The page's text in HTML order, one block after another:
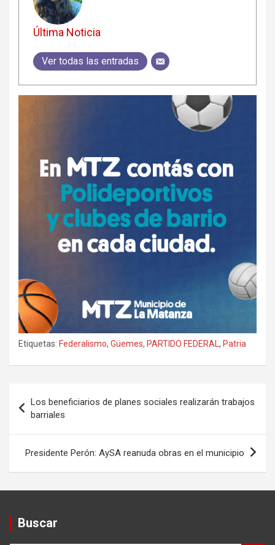
Última Noticia
Ver todas las entradas
Etiquetas: Federalismo, Güemes, PARTIDO FEDERAL , Patria
de
entradas
Los beneficiarios de planes sociales realizarán trabajos
barriales
Presidente Perón: AySA reanuda obras en el municipio
Buscar